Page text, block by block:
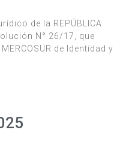
de la REPÚBLICA
N° 26/17, que
de Identidad y